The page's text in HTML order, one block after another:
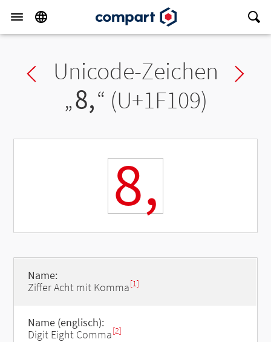
Previous char
Unicode-Zeichen
„🄉“ (U+1F109)
🄉
Name:
Ziffer Acht mit Komma[1]
Name (englisch):
Digit Eight Comma[2]